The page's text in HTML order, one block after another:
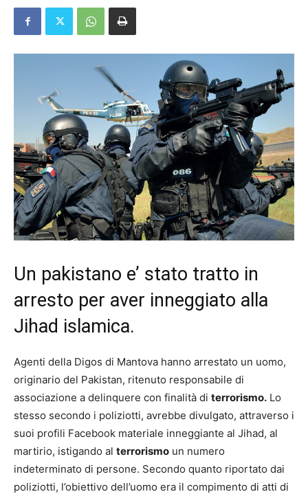
Un pakistano e’ stato tratto in
arresto per aver inneggiato alla
Jihad islamica.
Agenti della Digos di Mantova hanno arrestato un uomo,
originario del Pakistan, ritenuto responsabile di
associazione a delinquere con finalità di terrorismo. Lo
stesso secondo i poliziotti, avrebbe divulgato, attraverso i
suoi profili Facebook materiale inneggiante al Jihad, al
martirio, istigando al terrorismo un numero
indeterminato di persone. Secondo quanto riportato dai
poliziotti, l’obiettivo dell’uomo era il compimento di atti di